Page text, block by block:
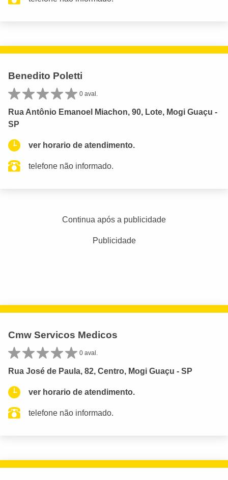
Benedito Poletti
0 aval.
Rua Antônio Emanoel Miachon, 90, Lote, Mogi Guaçu -
SP
ver horario de atendimento.
telefone não informado.
Continua após a publicidade
Publicidade
Cmw Servicos Medicos
0 aval.
Rua José de Paula, 82, Centro, Mogi Guaçu - SP
ver horario de atendimento.
telefone não informado.